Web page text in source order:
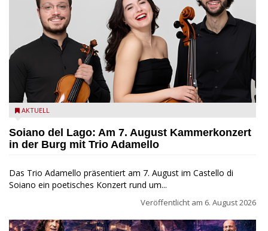
Trio Adamello
AKTUELL
Soiano del Lago: Am 7. August Kammerkonzert
in der Burg mit Trio Adamello
Das Trio Adamello präsentiert am 7. August im Castello di
Soiano ein poetisches Konzert rund um...
Veröffentlicht am 6. August 2026